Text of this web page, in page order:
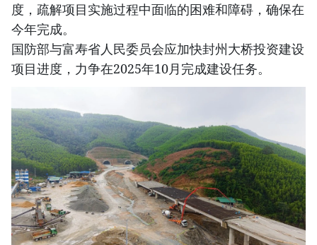
度，疏解项目实施过程中面临的困难和障碍，确保在
今年完成。
国防部与富寿省人民委员会应加快封州大桥投资建设
项目进度，力争在2025年10月完成建设任务。